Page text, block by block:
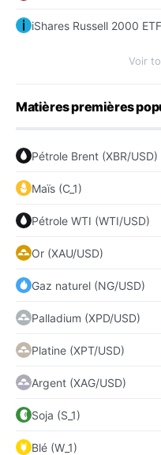
iShares Russell 2000
Voir
Matières premières
Pétrole Brent (XBR/USD)
Maïs (C_1)
Pétrole WTI (WTI/USD)
Or (XAU/USD)
Gaz naturel (NG/USD)
Palladium (XPD/USD)
Platine (XPT/USD)
Argent (XAG/USD)
Soja (S_1)
Blé (W_1)